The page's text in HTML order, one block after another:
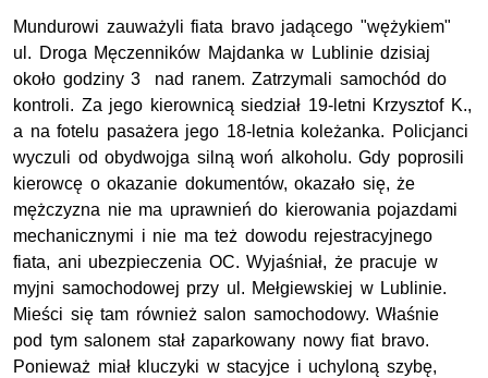
Mundurowi zauważyli fiata bravo jadącego "wężykiem"
ul. Droga Męczenników Majdanka w Lublinie dzisiaj
około godziny 3 nad ranem. Zatrzymali samochód do
kontroli. Za jego kierownicą siedział 19-letni Krzysztof K.,
a na fotelu pasażera jego 18-letnia koleżanka. Policjanci
wyczuli od obydwojga silną woń alkoholu. Gdy poprosili
kierowcę o okazanie dokumentów, okazało się, że
mężczyzna nie ma uprawnień do kierowania pojazdami
mechanicznymi i nie ma też dowodu rejestracyjnego
fiata, ani ubezpieczenia OC. Wyjaśniał, że pracuje w
myjni samochodowej przy ul. Mełgiewskiej w Lublinie.
Mieści się tam również salon samochodowy. Właśnie
pod tym salonem stał zaparkowany nowy fiat bravo.
Ponieważ miał kluczyki w stacyjce i uchyloną szybę,